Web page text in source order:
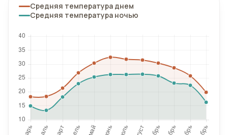
Средняя температура днем
Средняя температура ночью